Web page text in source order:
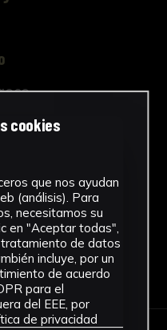
Ficha
cookies
que nos ayudan
(análisis). Para
necesitamos su
en "Aceptar todas",
de datos
incluye, por un
de acuerdo
para el
del EEE, por
de privacidad